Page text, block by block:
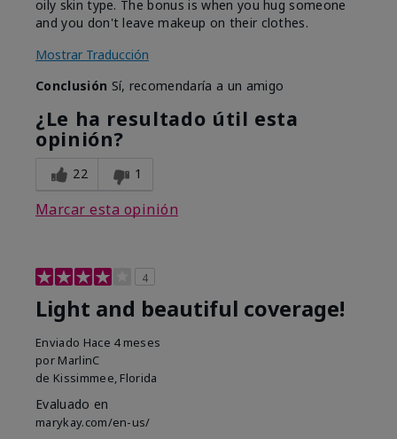
oily skin type. The bonus is when you hug someone
and you don't leave makeup on their clothes.
Mostrar Traducción
Conclusión Sí, recomendaría a un amigo
¿Le ha resultado útil esta
opinión?
22 1
Marcar esta opinión
4
Light and beautiful coverage!
Enviado Hace 4 meses
por MarlinC
de Kissimmee, Florida
Evaluado en
marykay.com/en-us/